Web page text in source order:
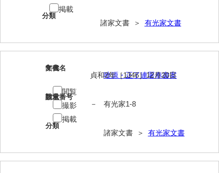
堅田家文書（山口市２）
片山家文書（美和町）
月輪寺文書
勝間田家文書
桂家文書（防府市）
桂家文書（宇部市2）
分類
諸家文書 ＞ 有光家文書
掲載
9
文書名
唯源・正了連署奉書案
請求番号
有光家1-8
分類
諸家文書 ＞ 有光家文書
年代
貞和2年［1346］12月20日
数量
－
閲覧
撮影
掲載